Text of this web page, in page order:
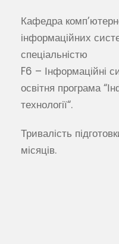
Кафедра
інформаційних
спеціальністю
F6 – Інформаційні
освітня програма
технології“.
Тривалість
місяців.